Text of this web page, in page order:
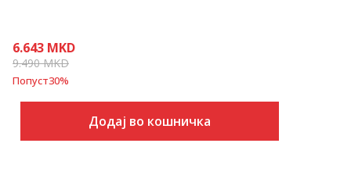
6.643 MKD
9.490MKD
Попуст30%
Додај во кошничка